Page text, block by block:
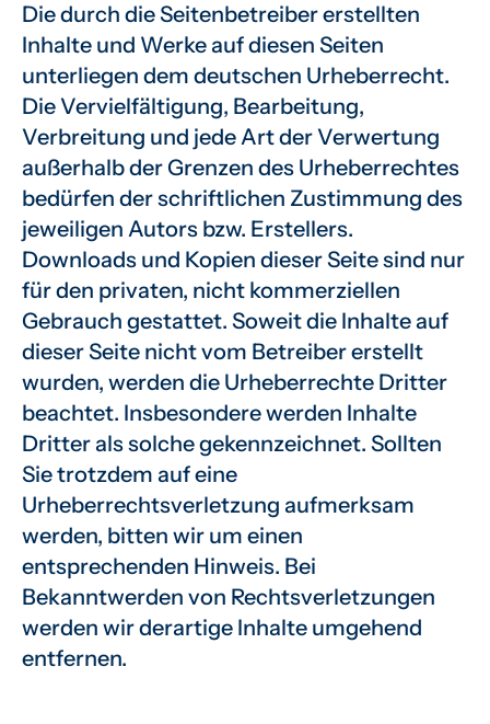
Die durch die Seitenbetreiber erstellten
Inhalte und Werke auf diesen Seiten
unterliegen dem deutschen Urheberrecht.
Die Vervielfältigung, Bearbeitung,
Verbreitung und jede Art der Verwertung
außerhalb der Grenzen des Urheberrechtes
bedürfen der schriftlichen Zustimmung des
jeweiligen Autors bzw. Erstellers.
Downloads und Kopien dieser Seite sind nur
für den privaten, nicht kommerziellen
Gebrauch gestattet. Soweit die Inhalte auf
dieser Seite nicht vom Betreiber erstellt
wurden, werden die Urheberrechte Dritter
beachtet. Insbesondere werden Inhalte
Dritter als solche gekennzeichnet. Sollten
Sie trotzdem auf eine
Urheberrechtsverletzung aufmerksam
werden, bitten wir um einen
entsprechenden Hinweis. Bei
Bekanntwerden von Rechtsverletzungen
werden wir derartige Inhalte umgehend
entfernen.